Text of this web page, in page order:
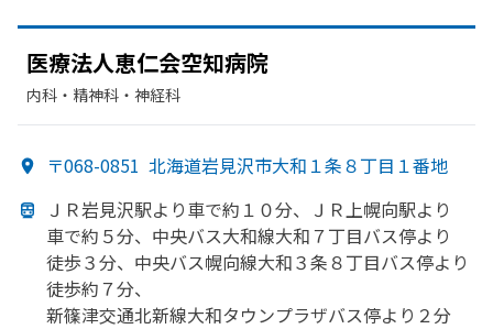
医療法人恵仁会空知病院
内科・​精神科・神経科
〒068-0851 北海道岩見沢市大和１条８丁目１番地
ＪＲ岩見沢駅より車で約１０分、 ＪＲ上幌向駅より
車で約５分、 中央バス大和線大和７丁目バス停より
徒歩３分、 中央バス幌向線大和３条８丁目バス停より
徒歩約７分、
新篠津交通北新線大和タウンプラザバス停より ２分